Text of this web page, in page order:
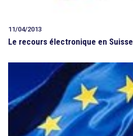
11/04/2013
Le recours électronique en Suisse